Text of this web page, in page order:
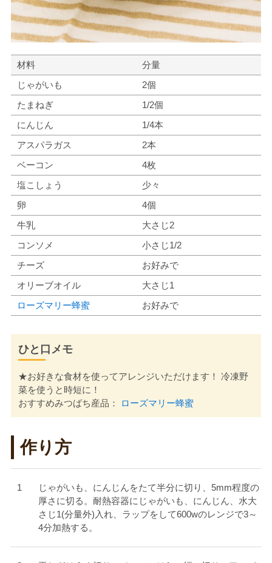
材料
分量
じゃがいも
2個
たまねぎ
1/2個
にんじん
1/4本
アスパラガス
2本
ベーコン
4枚
塩こしょう
少々
卵
4個
牛乳
大さじ2
コンソメ
小さじ1/2
チーズ
お好みで
オリーブオイル
大さじ1
ローズマリー蜂蜜
お好みで
ひと口メモ
★お好きな食材を使ってアレンジいただけます！ 冷凍野
菜を使うと時短に！
おすすめみつばち産品：
ローズマリー蜂蜜
作り方
じゃがいも、にんじんをたて半分に切り、5mm程度の
厚さに切る。耐熱容器にじゃがいも、にんじん、水大
さじ1(分量外)入れ、ラップをして600wのレンジで3～
4分加熱する。